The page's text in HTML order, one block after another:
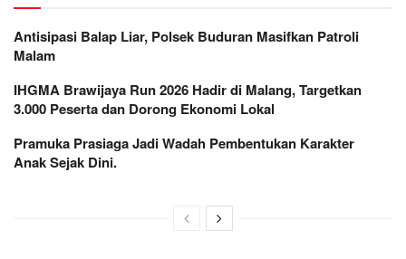
Antisipasi Balap Liar, Polsek Buduran Masifkan Patroli
Malam
IHGMA Brawijaya Run 2026 Hadir di Malang, Targetkan
3.000 Peserta dan Dorong Ekonomi Lokal
Pramuka Prasiaga Jadi Wadah Pembentukan Karakter
Anak Sejak Dini.